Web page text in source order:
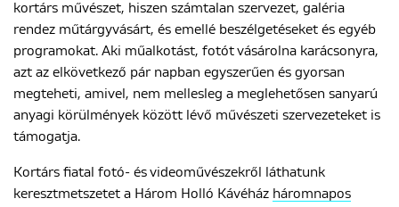
Rólunk
kortárs művészet, hiszen számtalan szervezet, galéria
rendez műtárgyvásárt, és emellé beszélgetéseket és egyéb
programokat. Aki műalkotást, fotót vásárolna karácsonyra,
azt az elkövetkező pár napban egyszerűen és gyorsan
megteheti, amivel, nem mellesleg a meglehetősen sanyarú
anyagi körülmények között lévő művészeti szervezeteket is
támogatja.
Kortárs fiatal fotó- és videoművészekről láthatunk
keresztmetszetet a Három Holló Kávéház háromnapos